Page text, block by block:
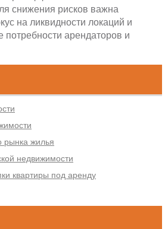
рынка жилья
недвижимости
квартиры под аренду
снижения рисков важна
на ликвидности локаций и
арендаторов и